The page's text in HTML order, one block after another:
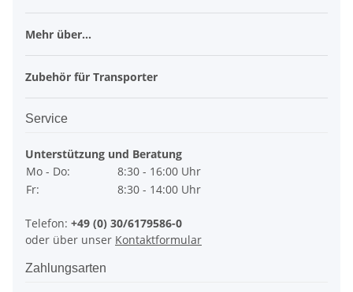
Mehr über...
Zubehör für Transporter
Service
Unterstützung und Beratung
Mo - Do:
8:30 - 16:00 Uhr
Fr:
8:30 - 14:00 Uhr
Telefon: +49 (0) 30/6179586-0
oder über unser Kontaktformular
Zahlungsarten